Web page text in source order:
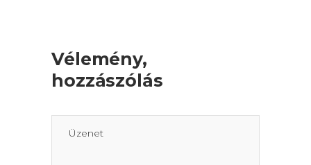
Vélemény,
hozzászólás